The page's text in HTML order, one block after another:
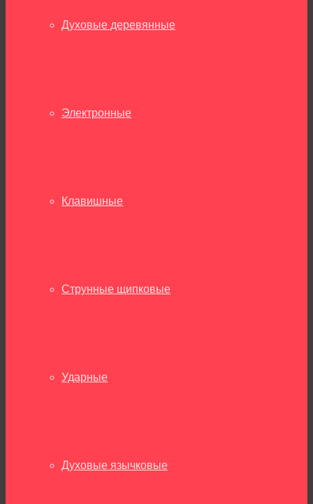
Духовые деревянные
Электронные
Клавишные
Струнные щипковые
Ударные
Духовые язычковые